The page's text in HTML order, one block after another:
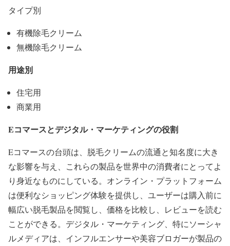
タイプ別
有機除毛クリーム
無機除毛クリーム
用途別
住宅用
商業用
Eコマースとデジタル・マーケティングの役割
Eコマースの台頭は、脱毛クリームの流通と知名度に大き
な影響を与え、これらの製品を世界中の消費者にとってよ
り身近なものにしている。オンライン・プラットフォーム
は便利なショッピング体験を提供し、ユーザーは購入前に
幅広い脱毛製品を閲覧し、価格を比較し、レビューを読む
ことができる。デジタル・マーケティング、特にソーシャ
ルメディアは、インフルエンサーや美容ブロガーが製品の